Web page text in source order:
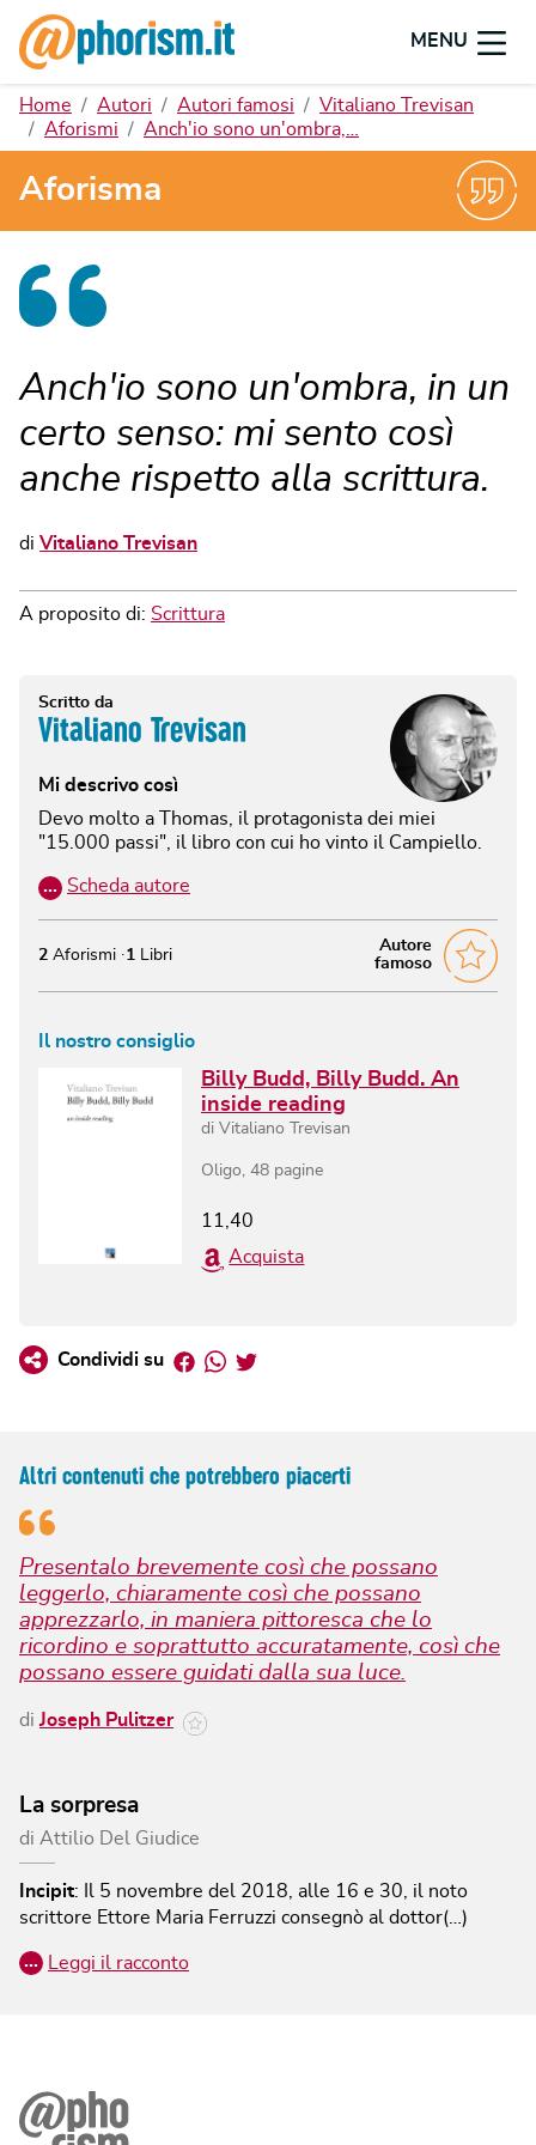
MENU
Home Autori Autori famosi
Vitaliano Trevisan
Aforismi
Anch'io sono un'ombra,…
Aforisma
Anch'io sono un'ombra, in un
certo senso: mi sento così
anche rispetto alla scrittura.
di Vitaliano Trevisan
A proposito di: Scrittura
Scritto da
Vitaliano Trevisan
Mi descrivo così
Devo molto a Thomas, il protagonista dei miei
"15.000 passi", il libro con cui ho vinto il Campiello.
… Scheda autore
Autore
famoso
2 Aforismi 1 Libri
Il nostro consiglio
Billy Budd, Billy Budd. An
inside reading
di Vitaliano Trevisan
Oligo 48 pagine
11,40
Acquista
Condividi su Facebook
Whatsapp
Twitter
Altri contenuti che potrebbero piacerti
Presentalo brevemente così che possano
leggerlo, chiaramente così che possano
apprezzarlo, in maniera pittoresca che lo
ricordino e soprattutto accuratamente, così che
possano essere guidati dalla sua luce.
diJoseph Pulitzer
La sorpresa
di Attilio Del Giudice
Incipit:
Il 5 novembre del 2018, alle 16 e 30, il noto
scrittore Ettore Maria Ferruzzi consegnò al dottor(…)
… Leggi il racconto